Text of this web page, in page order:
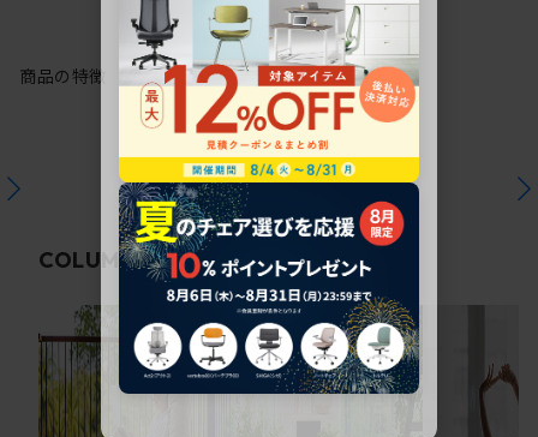
商品の特徴
COLUMN関連コラム